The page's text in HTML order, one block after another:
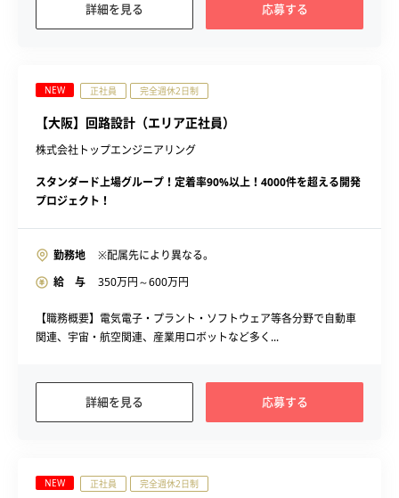
詳細を見る 応募する
NEW 正社員 完全週休2日制
【大阪】回路設計（エリア正社員）
株式会社トップエンジニアリング
スタンダード上場グループ！定着率90%以上！4000件を超える開発
プロジェクト！
勤務地
※配属先により異なる。
給 与
350万円～600万円
【職務概要】電気電子・プラント・ソフトウェア等各分野で自動車
関連、宇宙・航空関連、産業用ロボットなど多く...
詳細を見る 応募する
NEW 正社員 完全週休2日制